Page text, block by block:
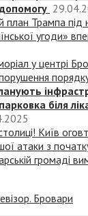
план Трампа під
угоди»
у центрі
біля
Київ
атаки з
громаді
Бровари